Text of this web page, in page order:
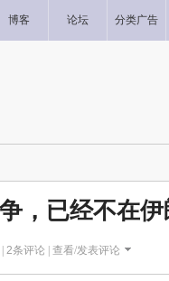
博客 论坛 分类广告
，已经不在伊
2条评论 | 查看/发表评论